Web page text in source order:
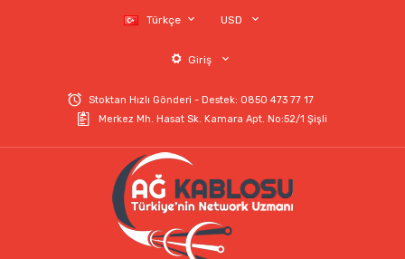
Türkçe USD
Giriş
Stoktan Hızlı Gönderi - Destek: 0850 473 77 17
Merkez Mh. Hasat Sk. Kamara Apt. No:52/1 Şişli